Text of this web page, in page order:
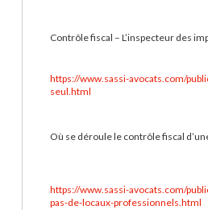
Contrôle fiscal – L’inspecteur des
https://www.sassi-avocats.com/
seul.html
Où se déroule le contrôle fiscal
https://www.sassi-avocats.com/
pas-de-locaux-professionnels.html